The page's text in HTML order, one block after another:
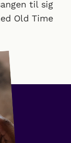
til sig
Old Time